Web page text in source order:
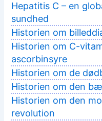
Hepatitis C – en
sundhed
Historien om
Historien om C-
ascorbinsyre
Historien om de
Historien om den
Historien om den
revolution